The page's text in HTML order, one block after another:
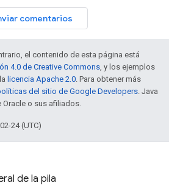
comentarios
el contenido de esta página está
4.0 de Creative Commons, y los ejemplos
licencia Apache 2.0. Para obtener más
del sitio de Google Developers. Java
Oracle o sus afiliados.
24 (UTC)
de la pila